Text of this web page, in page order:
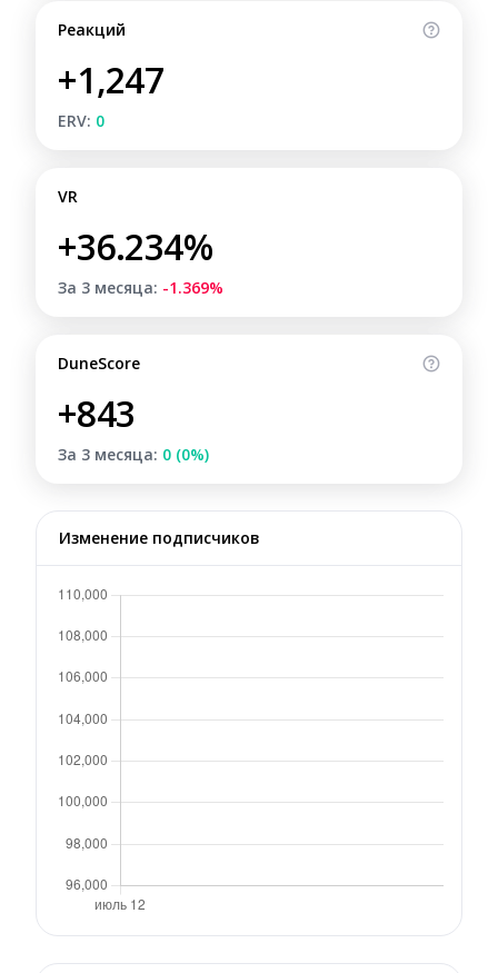
Реакций
+1,247
ERV: 0
VR
+36.234%
За 3 месяца: -1.369%
DuneScore
+843
За 3 месяца: 0 (0%)
Изменение подписчиков